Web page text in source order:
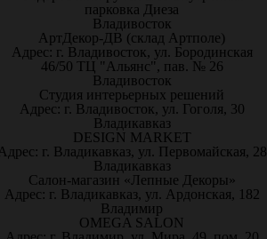
парковка Диеза
Владивосток
АртДекор-ДВ (склад Артполе)
Адрес: г. Владивосток, ул. Бородинская
46/50 ТЦ "Альянс", пав. № 26
Владивосток
Студия интерьерных решений
Адрес: г. Владивосток, ул. Гоголя, 30
Владикавказ
DESIGN MARKET
г. Владикавказ, ул. Первомайская, 28
Владикавказ
Салон-магазин «Лепные Декоры»
Адрес: г. Владикавказ, ул. Ардонская, 182
Владимир
OMEGA SALON